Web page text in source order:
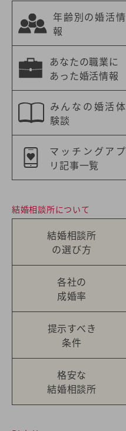
年齢別の婚活情
報
あなたの職業に
あった婚活情報
みんなの婚活体
験談
マッチングアプ
リ記事一覧
結婚相談所について
結婚相談所
の選び方
各社の
成婚率
提示すべき
条件
格安な
結婚相談所